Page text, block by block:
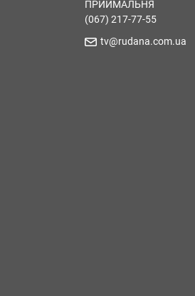
ПРИЙМАЛЬНЯ
(067) 217-77-55
tv@rudana.com.ua